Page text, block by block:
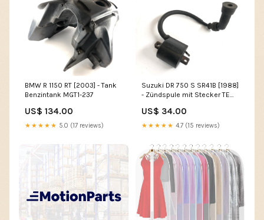
BMW R 1150 RT [2003] - Tank
Benzintank MGT1-237
US$ 134.00
★★★★★ 5.0 (17 reviews)
Suzuki DR 750 S SR41B [1988]
- Zündspule mit Stecker TE
US$ 34.00
★★★★★ 4.7 (15 reviews)